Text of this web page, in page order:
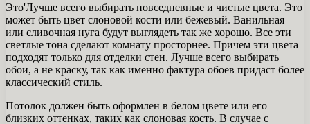
Это'Лучше всего выбирать повседневные и чистые цвета. Это
может быть цвет слоновой кости или бежевый. Ванильная
или сливочная нуга будут выглядеть так же хорошо. Все эти
светлые тона сделают комнату просторнее. Причем эти цвета
подходят только для отделки стен. Лучше всего выбирать
обои, а не краску, так как именно фактура обоев придаст более
классический стиль.
Потолок должен быть оформлен в белом цвете или его
близких оттенках, таких как слоновая кость. В случае с